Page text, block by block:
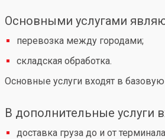
Основными услугами
перевозка между городами;
складская обработка.
Основные услуги входят в
В дополнительные услуги
доставка груза до и от